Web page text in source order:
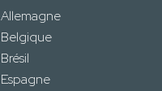
Allemagne
Belgique
Brésil
Espagne